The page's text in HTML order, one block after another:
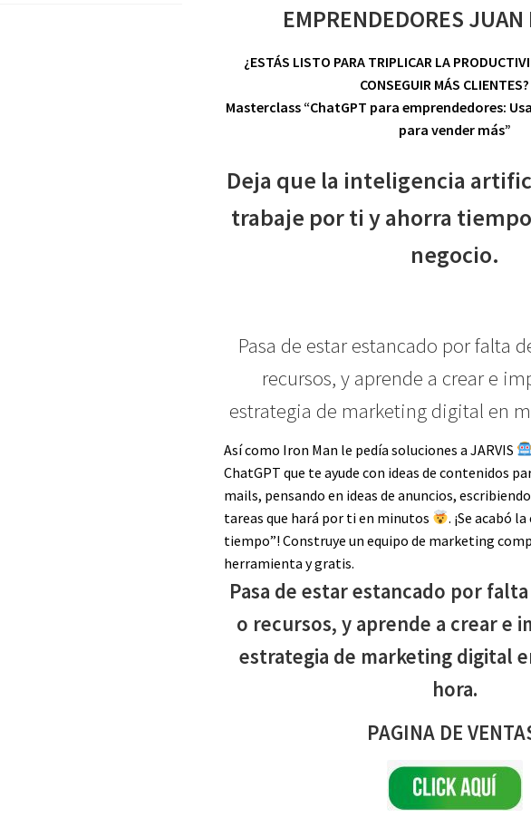
EMPRENDEDORES
¿ESTÁS LISTO PARA TRIPLICAR LA
CONSEGUIR MÁS CLIENTES?
Masterclass “ChatGPT para emprendedores:
para vender más”
Deja que la inteligencia
trabaje por ti yahorra
negocio.
Pasa de estar estancado por falta
recursos, y aprende a crear e
estrategia de marketing digital en
Así como Iron Man le pedía soluciones a JARVIS
ChatGPT que te ayude con ideas de contenidos
mails, pensando en ideas de anuncios,
tareas que hará por ti en minutos
. ¡Se acabó
tiempo”! Construye un equipo de marketing
herramienta y gratis.
Pasa de estar estancado por
o recursos, y aprende a crear e
estrategia de marketing digital
hora.
PAGINA DE